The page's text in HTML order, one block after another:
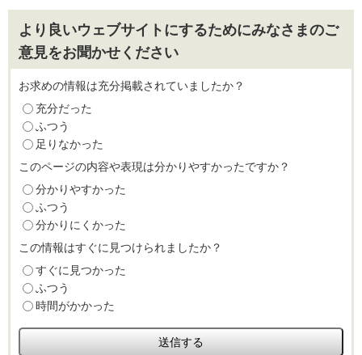
より良いウェブサイトにするためにみなさまのご
意見をお聞かせください
お求めの情報は充分掲載されていましたか？
充分だった
ふつう
足りなかった
このページの内容や表現は分かりやすかったですか？
分かりやすかった
ふつう
分かりにくかった
この情報はすぐに見つけられましたか？
すぐに見つかった
ふつう
時間がかかった